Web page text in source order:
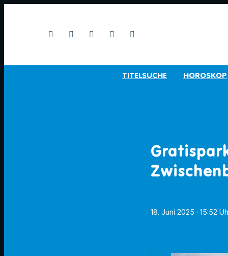
TITELSUCHE HOROSKOP
18. Juni 2025 · 15:52